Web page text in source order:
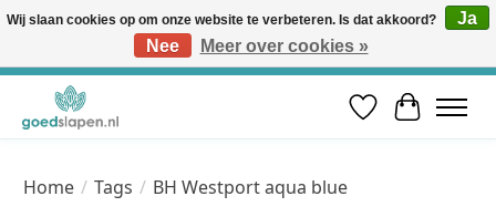
Vóór 12u besteld, volgende werkdag in huis* | Gratis verzending vanaf €50 | Professioneel slaapadvies
Verlanglijst
Home / Tags / BH Westport aqua blue
Wij slaan cookies op om onze website te verbeteren. Is dat akkoord?
Ja
Nee
Meer over cookies »